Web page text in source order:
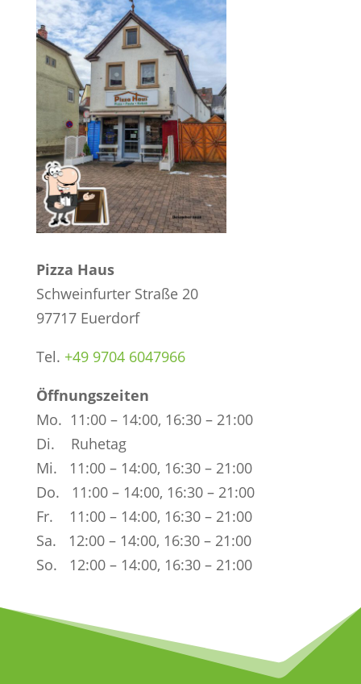
Pizza Haus
Schweinfurter Straße 20
97717 Euerdorf
Tel. +49 9704 6047966
Öffnungszeiten
Mo. 11:00 – 14:00, 16:30 – 21:00
Di. Ruhetag
Mi. 11:00 – 14:00, 16:30 – 21:00
Do. 11:00 – 14:00, 16:30 – 21:00
Fr. 11:00 – 14:00, 16:30 – 21:00
Sa. 12:00 – 14:00, 16:30 – 21:00
So. 12:00 – 14:00, 16:30 – 21:00